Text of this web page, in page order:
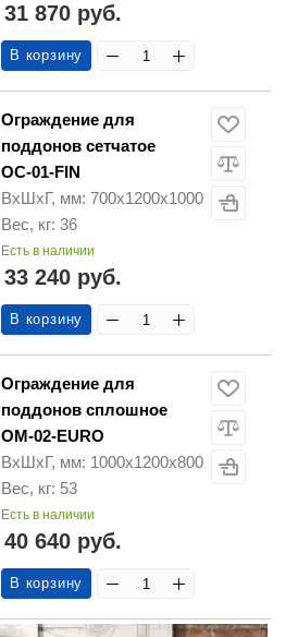
31 870 руб.
В корзину
Ограждение для
поддонов сетчатое
ОС-01-FIN
ВхШхГ, мм: 700х1200х1000
Вес, кг: 36
Есть в наличии
33 240 руб.
В корзину
Ограждение для
поддонов сплошное
ОМ-02-EURO
ВхШхГ, мм: 1000х1200х800
Вес, кг: 53
Есть в наличии
40 640 руб.
В корзину